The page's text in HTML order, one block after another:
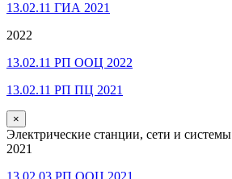
13.02.11 ГИА 2021
2022
13.02.11 РП ООЦ 2022
13.02.11 РП ПЦ 2021
×
Электрические станции, сети и системы
2021